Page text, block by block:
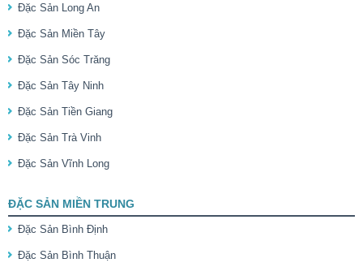
Đặc Sản Long An
Đặc Sản Miền Tây
Đặc Sản Sóc Trăng
Đặc Sản Tây Ninh
Đặc Sản Tiền Giang
Đặc Sản Trà Vinh
Đặc Sản Vĩnh Long
ĐẶC SẢN MIỀN TRUNG
Đặc Sản Bình Định
Đặc Sản Bình Thuận